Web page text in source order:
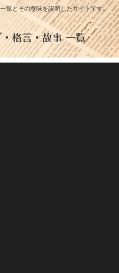
覧とその意味を説明したサイトです。